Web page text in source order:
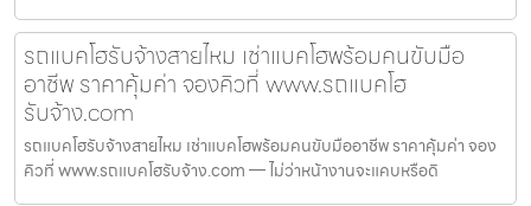
รถแบคโฮรับจ้างสายไหม เช่าแบคโฮพร้อมคนขับมือ
อาชีพ ราคาคุ้มค่า จองคิวที่ www.รถแบคโฮ
รับจ้าง.com
รถแบคโฮรับจ้างสายไหม เช่าแบคโฮพร้อมคนขับมืออาชีพ ราคาคุ้มค่า จอง
คิวที่ www.รถแบคโฮรับจ้าง.com — ไม่ว่าหน้างานจะแคบหรือดิ